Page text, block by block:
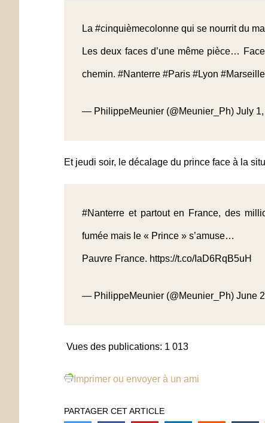
La #cinquièmecolonne qui se nourrit du
Les deux faces d’une même pièce…
chemin. #Nanterre #Paris #Lyon #Marseille
— PhilippeMeunier (@Meunier_Ph) July
Et jeudi soir, le décalage du prince face à la
#Nanterre et partout en France, des
fumée mais le « Prince » s’amuse…
Pauvre France. https://t.co/IaD6RqB5uH
— PhilippeMeunier (@Meunier_Ph) June
Vues des publications: 1 013
Imprimer ou envoyer à un ami
PARTAGER CET ARTICLE